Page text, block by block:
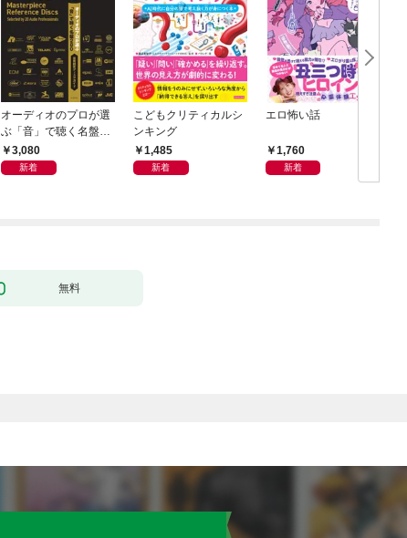
オーディオのプロが選
ぶ「音」で聴く名盤28
0——音質探究ディス
クガイド
3,080
新着
こどもクリティカルシ
ンキング
1,485
新着
エロ怖い話
1,760
新着
無料